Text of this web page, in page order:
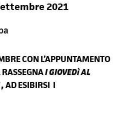
2021
CON L’APPUNTAMENTO
I GIOVEDì AL
AD ESIBIRSI I